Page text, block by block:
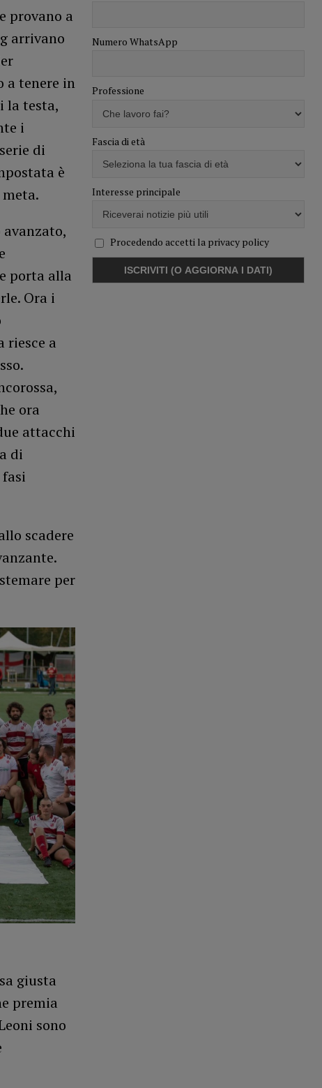
provano a
arrivano
a tenere in
la testa,
i
di
è
porta alla
Ora i
riesce a
ora
attacchi
di
scadere
per
giusta
premia
sono
Numero WhatsApp
Professione
Fascia di età
Interesse principale
Procedendo accetti la privacy policy